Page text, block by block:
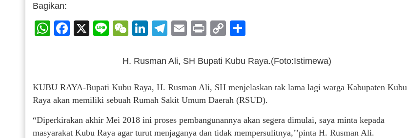
Bagikan:
WhatsApp
Facebook
X LineWeChat
LinkedIn
Telegram
EmailPrintCopy
H. Rusman Ali, SH Bupati Kubu Raya.(Foto:Istimewa)
KUBU RAYA-Bupati Kubu Raya, H. Rusman Ali, SH menjelaskan tak lama lagi warga Kabupaten Kubu
Raya akan memiliki sebuah Rumah Sakit Umum Daerah (RSUD).
“Diperkirakan akhir Mei 2018 ini proses pembangunannya akan segera dimulai, saya minta kepada
masyarakat Kubu Raya agar turut menjaganya dan tidak mempersulitnya,’’pinta H. Rusman Ali.